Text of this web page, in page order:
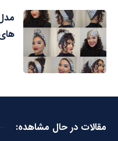
مقالات در حال مشاهده: